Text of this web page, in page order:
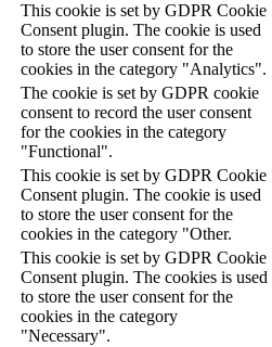
This cookie is set by GDPR Cookie
Consent plugin. The cookie is used
to store the user consent for the
cookies in the category "Analytics".
The cookie is set by GDPR cookie
consent to record the user consent
for the cookies in the category
"Functional".
This cookie is set by GDPR Cookie
Consent plugin. The cookie is used
to store the user consent for the
cookies in the category "Other.
This cookie is set by GDPR Cookie
Consent plugin. The cookies is used
to store the user consent for the
cookies in the category
"Necessary".